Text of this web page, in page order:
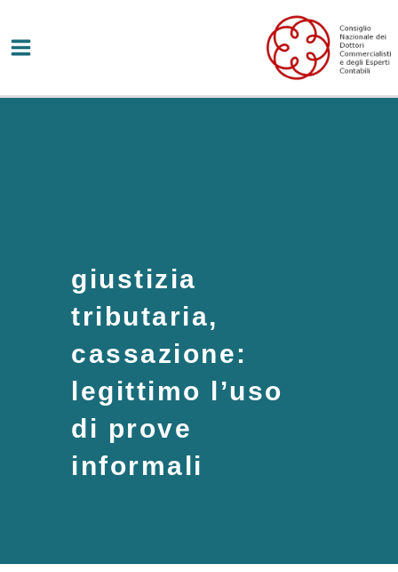
contenuto
giustizia
tributaria,
cassazione:
legittimo l’uso
di prove
informali